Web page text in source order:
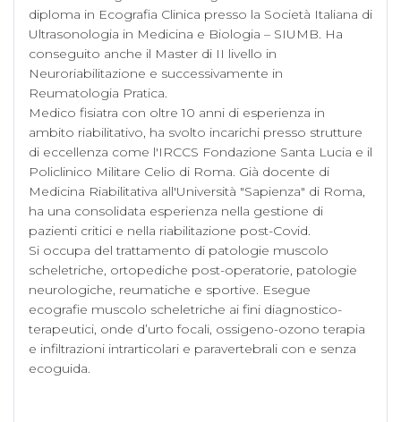
diploma in Ecografia Clinica presso la Società Italiana di
Ultrasonologia in Medicina e Biologia – SIUMB. Ha
conseguito anche il Master di II livello in
Neuroriabilitazione e successivamente in
Reumatologia Pratica.
Medico fisiatra con oltre 10 anni di esperienza in
ambito riabilitativo, ha svolto incarichi presso strutture
di eccellenza come l'IRCCS Fondazione Santa Lucia e il
Policlinico Militare Celio di Roma. Già docente di
Medicina Riabilitativa all'Università "Sapienza" di Roma,
ha una consolidata esperienza nella gestione di
pazienti critici e nella riabilitazione post-Covid.
Si occupa del trattamento di patologie muscolo
scheletriche, ortopediche post-operatorie, patologie
neurologiche, reumatiche e sportive. Esegue
ecografie muscolo scheletriche ai fini diagnostico-
terapeutici, onde d’urto focali, ossigeno-ozono terapia
e infiltrazioni intrarticolari e paravertebrali con e senza
ecoguida.